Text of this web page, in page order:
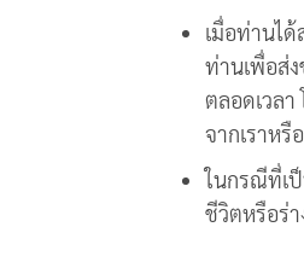
เมื่อท่านไ
ท่านเพื่อส่
ตลอดเวล
จากเราหรื
ในกรณีที่เ
ชีวิตหรือร่